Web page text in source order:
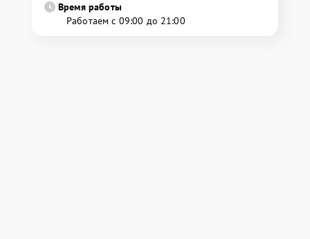
Время работы
Работаем с 09:00 до 21:00